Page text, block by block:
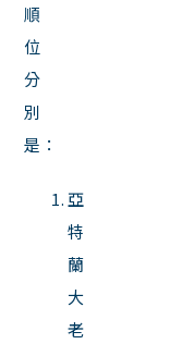
順
位
分
別
是：
亞
特
蘭
大
老